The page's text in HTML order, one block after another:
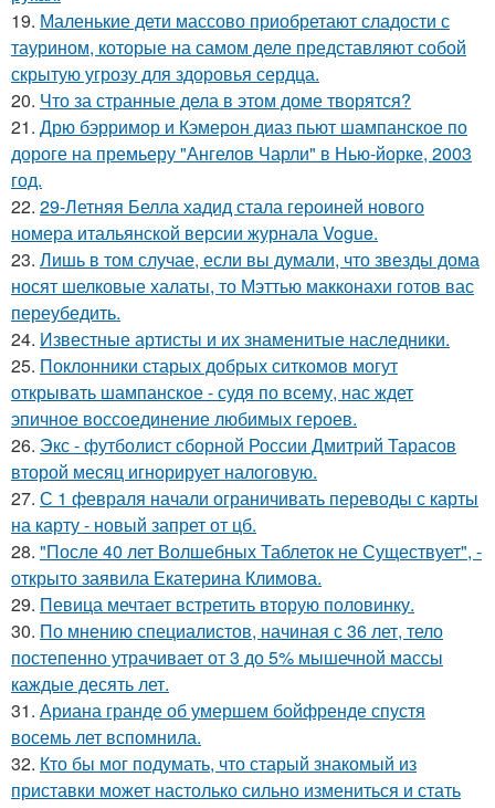
19. Маленькие дети массово приобретают сладости с
таурином, которые на самом деле представляют собой
скрытую угрозу для здоровья сердца.
20. Что за странные дела в этом доме творятся?
21. Дрю бэрримор и Кэмерон диаз пьют шампанское по
дороге на премьеру "Ангелов Чарли" в Нью-йорке, 2003
год.
22. 29-Летняя Белла хадид стала героиней нового
номера итальянской версии журнала Vogue.
23. Лишь в том случае, если вы думали, что звезды дома
носят шелковые халаты, то Мэттью макконахи готов вас
переубедить.
24. Известные артисты и их знаменитые наследники.
25. Поклонники старых добрых ситкомов могут
открывать шампанское - судя по всему, нас ждет
эпичное воссоединение любимых героев.
26. Экс - футболист сборной России Дмитрий Тарасов
второй месяц игнорирует налоговую.
27. С 1 февраля начали ограничивать переводы с карты
на карту - новый запрет от цб.
28. "После 40 лет Волшебных Таблеток не Существует", -
открыто заявила Екатерина Климова.
29. Певица мечтает встретить вторую половинку.
30. По мнению специалистов, начиная с 36 лет, тело
постепенно утрачивает от 3 до 5% мышечной массы
каждые десять лет.
31. Ариана гранде об умершем бойфренде спустя
восемь лет вспомнила.
32. Кто бы мог подумать, что старый знакомый из
приставки может настолько сильно измениться и стать